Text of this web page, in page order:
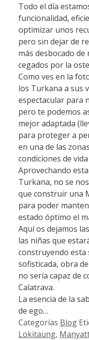
Todo el día
funcionalidad,
optimizar unos
pero sin dejar de
más desbocado
cegados por la
Como ves en la
los Turkana a sus
espectacular para
pero te podemos
mejor adaptada
para proteger a
en una de las
condiciones de
Aprovechando
Turkana, no se
que construir una
para poder
estado óptimo el
Aquí os dejamos
las niñas que
construyendo esta
sofisticada, obra
no sería capaz de
Calatrava.
La esencia de la
de ego…
Categorías Blog
Lokitaung,